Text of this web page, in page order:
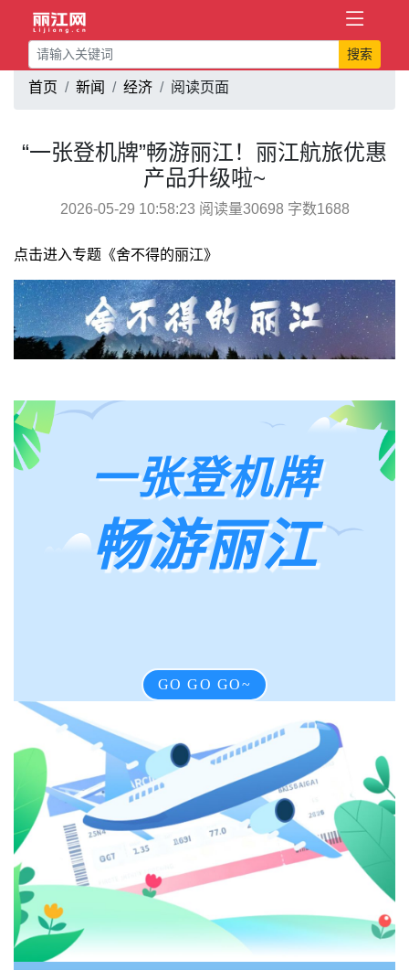
搜索
首页 新闻 经济 阅读页面
“一张登机牌”畅游丽江！丽江航旅优惠
产品升级啦~
2026-05-29 10:58:23 阅读量30698 字数1688
点击进入专题《舍不得的丽江》
一张登机牌
畅游丽江
GO GO GO~